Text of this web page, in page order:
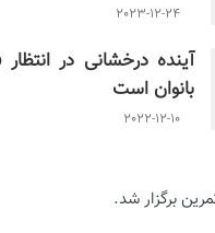
2023-12-24
آینده درخشانی در انتظار
بانوان است
2022-12-10
برگزار شد.